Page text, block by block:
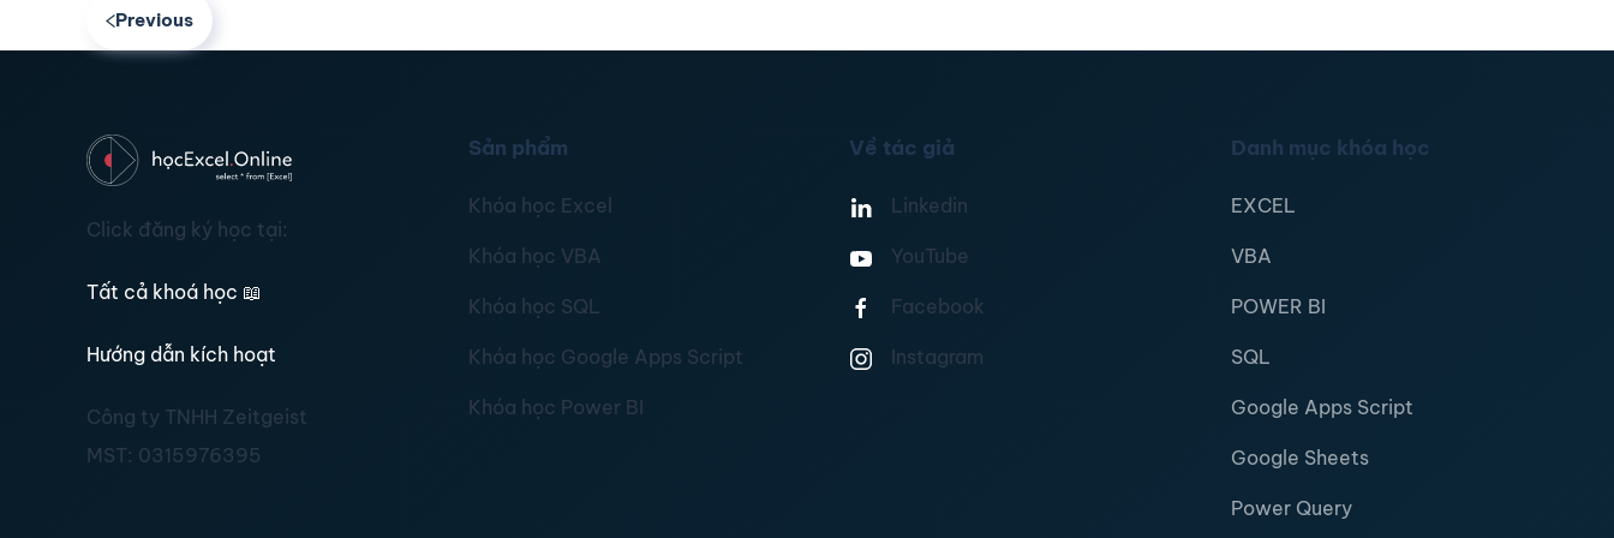
Previous
Click đăng ký học tại:
Tất cả khoá học 📖
Hướng dẫn kích hoạt
Công ty TNHH Zeitgeist
MST: 0315976395
Sản phẩm
Khóa học Excel
Khóa học VBA
Khóa học SQL
Khóa học Google Apps Script
Khóa học Power BI
Về tác giả
Linkedin
YouTube
Facebook
Instagram
Danh mục khóa học
EXCEL
VBA
POWER BI
SQL
Google Apps Script
Google Sheets
Power Query